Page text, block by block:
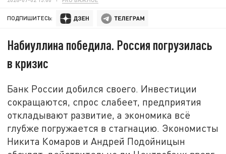
ПОДПИШИТЕСЬ:
Набиуллина победила. Россия погрузилась
в кризис
Банк России добился своего. Инвестиции
сокращаются, спрос слабеет, предприятия
откладывают развитие, а экономика всё
глубже погружается в стагнацию. Экономисты
Никита Комаров и Андрей Подойницын